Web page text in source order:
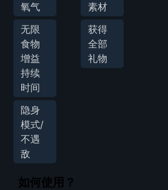
氧气
无限
食物
增益
持续
时间
隐身
模式/
不遇
敌
素材
获得
全部
礼物
如何使用？